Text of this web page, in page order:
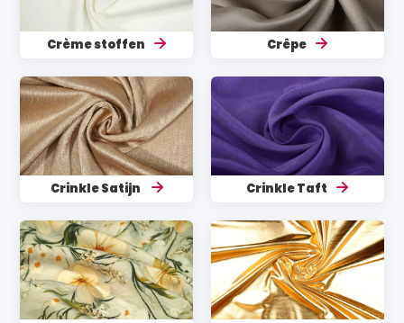
Crème stoffen Crêpe
Crinkle Satijn Crinkle Taft